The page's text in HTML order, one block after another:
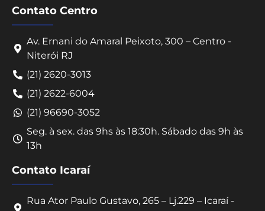
Contato Centro
Av. Ernani do Amaral Peixoto, 300 – Centro -
Niterói RJ
(21) 2620-3013
(21) 2622-6004
(21) 96690-3052
Seg. à sex. das 9hs às 18:30h. Sábado das 9h às
13h
Contato Icaraí
Rua Ator Paulo Gustavo, 265 – Lj.229 – Icaraí -